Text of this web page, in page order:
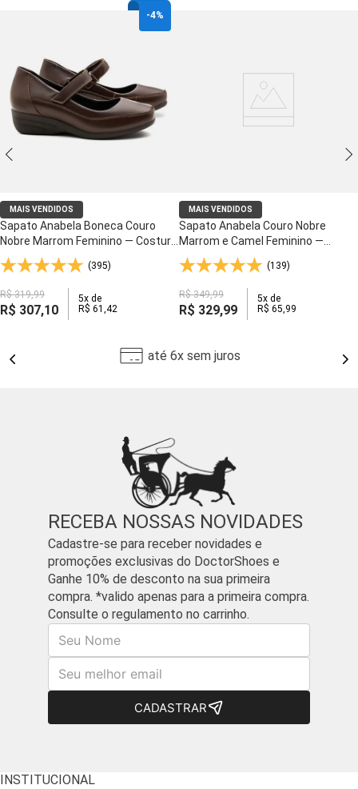
-4%
MAIS VENDIDOS
Sapato Anabela Boneca Couro
Nobre Marrom Feminino — Costura
Artesanal e Palmilha Anti-Impacto
- 3144
(395)
R$ 319,99
R$ 307,10
5x de
R$ 61 42
MAIS VENDIDOS
Sapato Anabela Couro Nobre
Marrom e Camel Feminino —
Costura Artesanal e Palmilha Anti-
Impacto - 7801
(139)
R$ 349,99
R$ 329,99
5x de
R$ 65 99
até 6x sem juros
RECEBA NOSSAS NOVIDADES
Cadastre-se para receber novidades e
promoções exclusivas do DoctorShoes e
Ganhe 10% de desconto na sua primeira
compra. *valido apenas para a primeira compra.
Consulte o regulamento no carrinho.
Nome
E-mail
CADASTRAR
INSTITUCIONAL